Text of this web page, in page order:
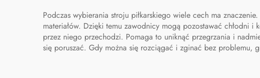
Podczas wybierania stroju piłkarskiego wiele cech ma
materiałów. Dzięki temu zawodnicy mogą pozostawać chłodni
przez niego przechodzi. Pomaga to uniknąć przegrzania i
się poruszać. Gdy można się rozciągać i zginać bez problemu,